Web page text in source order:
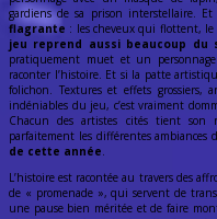
gardiens de sa prison interstellaire. Et
flagrante : les cheveux qui flottent, le
jeu reprend aussi beaucoup du
pratiquement muet et un
raconter l’histoire. Et si la patte
folichon. Textures et effets
indéniables du jeu, c’est vraiment
Chacun des artistes cités tient
parfaitement les différentes ambiances
de cette année
L’histoire est racontée au travers des
de « promenade », qui servent de
une pause bien méritée et de faire